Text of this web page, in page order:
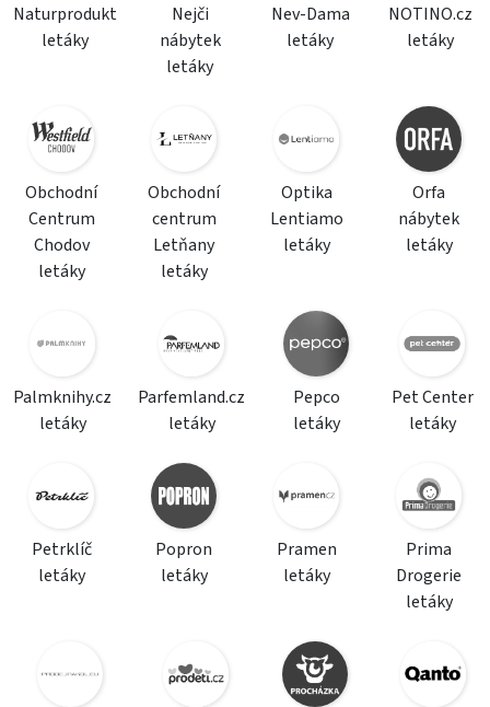
Naturprodukt
letáky
Nejči
nábytek
letáky
Nev-Dama
letáky
NOTINO.cz
letáky
Obchodní
Centrum
Chodov
letáky
Obchodní
centrum
Letňany
letáky
Optika
Lentiamo
letáky
Orfa
nábytek
letáky
Palmknihy.cz
letáky
Parfemland.cz
letáky
Pepco
letáky
Pet Center
letáky
Petrklíč
letáky
Popron
letáky
Pramen
letáky
Prima
Drogerie
letáky